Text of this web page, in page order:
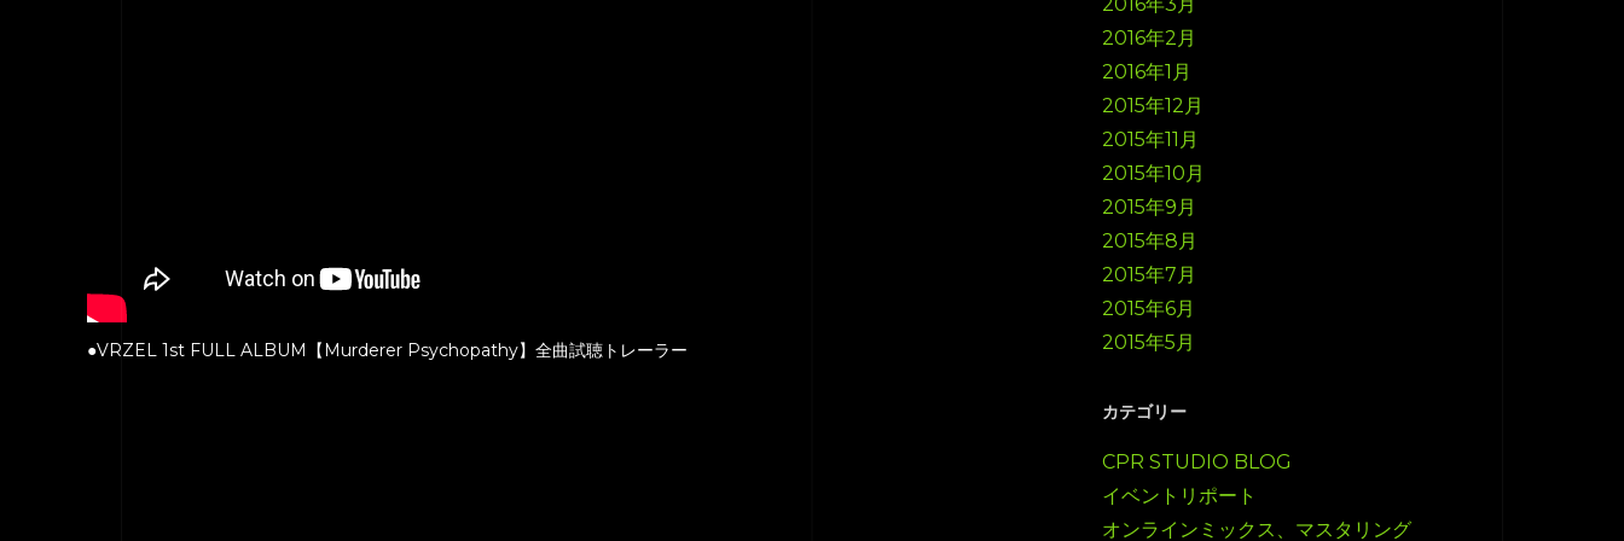
●VRZEL 1st FULL ALBUM【Murderer Psychopathy】全曲試聴トレーラー
2016年3月
2016年2月
2016年1月
2015年12月
2015年11月
2015年10月
2015年9月
2015年8月
2015年7月
2015年6月
2015年5月
カテゴリー
CPR STUDIO BLOG
イベントリポート
オンラインミックス、マスタリング